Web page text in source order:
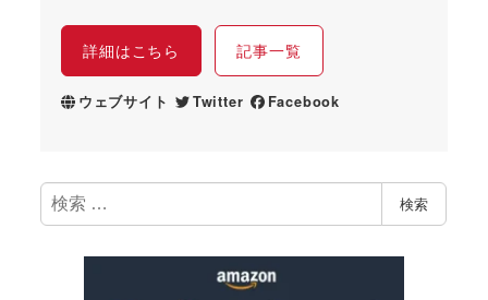
詳細はこちら 記事一覧
ウェブサイト Twitter Facebook
検
索
検索